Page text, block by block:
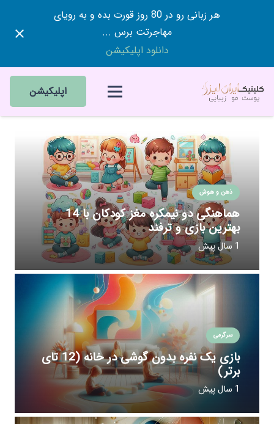
هر زبانی رو در 80 روز قورت بده و به رویای
مهاجرتت برس ...
دانلود اپلیکیشن
اپلیکیشن
ذهن و هوش
هماهنگی دو نیمکره مغز کودکان با 14
بهترین بازی و ترفند
1 سال پیش
سرگرمی
بازی یک نفره بدون گوشی در خانه (12 تای
برتر)
1 سال پیش